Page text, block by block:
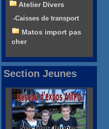
Atelier Divers
-Caisses de transport
Matos import pas
cher
Section Jeunes